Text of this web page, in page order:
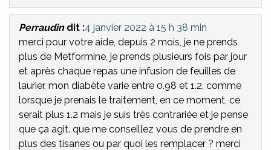
Perraudin dit :4 janvier 2022 à 15 h 38 min
merci pour votre aide, depuis 2 mois, je ne prends
plus de Metformine, je prends plusieurs fois par jour
et après chaque repas une infusion de feuilles de
laurier, mon diabète varie entre 0.98 et 1.2, comme
lorsque je prenais le traitement, en ce moment, ce
serait plus 1.2 mais je suis très contrariée et je pense
que ça agit. que me conseillez vous de prendre en
plus des tisanes ou par quoi les remplacer ? merci